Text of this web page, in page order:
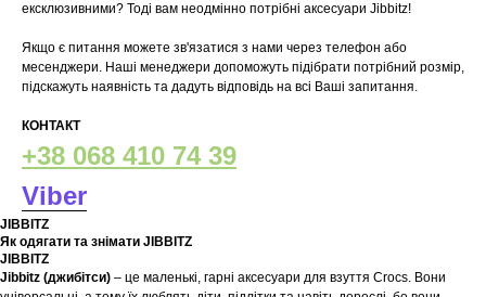
ексклюзивними? Тоді вам неодмінно потрібні аксесуари Jibbitz!
Якщо є питання можете зв'язатися з нами через телефон або
месенджери. Наші менеджери допоможуть підібрати потрібний розмір,
підскажуть наявність та дадуть відповідь на всі Ваші запитання.
КОНТАКТ
+38 068 410 74 39
Viber
JIBBITZ
Як одягати та знімати JIBBITZ
JIBBITZ
Jibbitz (джибітси) – це маленькі, гарні аксесуари для взуття Crocs. Вони